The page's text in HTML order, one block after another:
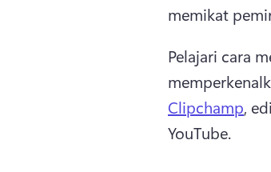
memikat
Pelajari cara
Clipchamp,
YouTube.